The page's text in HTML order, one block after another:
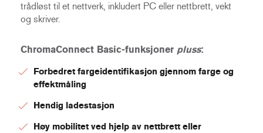
trådløst til et nettverk, inkludert PC eller nettbrett, vekt
og skriver.
ChromaConnect Basic-funksjoner pluss:
Forbedret fargeidentifikasjon gjennom farge og
effektmåling
Hendig ladestasjon
Høy mobilitet ved hjelp av nettbrett eller